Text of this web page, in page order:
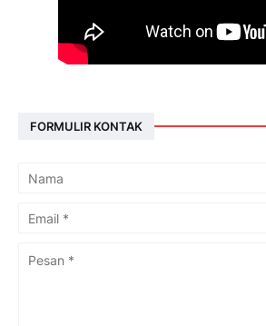
FORMULIR KONTAK